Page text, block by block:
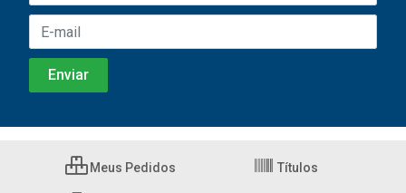
Meus Pedidos Títulos